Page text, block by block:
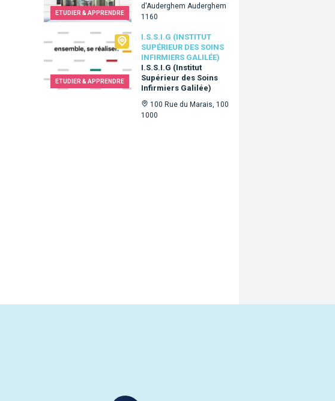
ETUDIER & APPRENDRE
d'Auderghem Auderghem
1160
ETUDIER & APPRENDRE
I.S.S.I.G (INSTITUT
SUPÉRIEUR DES SOINS
INFIRMIERS GALILÉE)
I.S.S.I.G (Institut
Supérieur des Soins
Infirmiers Galilée)
100 Rue du Marais, 100
1000
I.S.S.I.G (Institut Supérieur des Soins Infirmiers Galilée)